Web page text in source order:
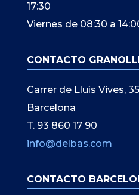
17:30
Viernes de 08:30 a
CONTACTO
Carrer de Lluís Vives,
Barcelona
T. 93 860 17 90
info@delbas.com
CONTACTO